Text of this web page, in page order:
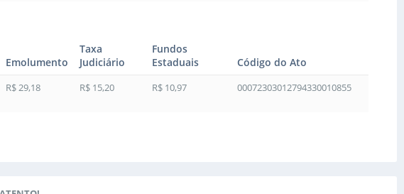
Emolumento
Taxa
Judiciário
Fundos
Estaduais
Código do Ato
R$ 29,18 R$ 15,20 R$ 10,97 00072303012794330010855